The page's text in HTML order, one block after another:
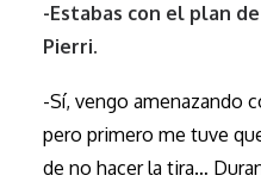
-Estabas con el plan
Pierri.
-Sí, vengo amenazando
pero primero me tuve
de no hacer la tira…